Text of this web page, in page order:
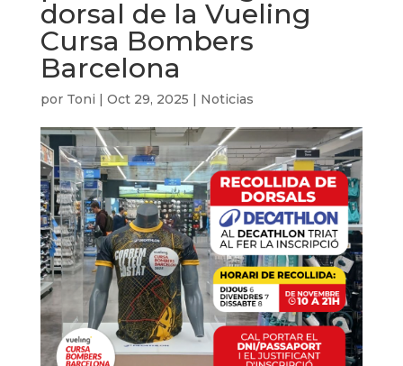
dorsal de la Vueling
Cursa Bombers
Barcelona
por Toni | Oct 29, 2025 | Noticias